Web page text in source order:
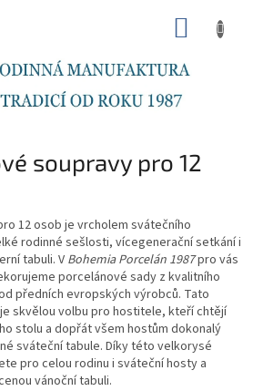
soupravy pro 12
12 osob je vrcholem svátečního
rodinné sešlosti, vícegenerační setkání i
tabuli. V Bohemia Porcelán 1987pro vás
porcelánové sady z kvalitního
předních evropských výrobců. Tato
skvělou volbu pro hostitele, kteří chtějí
stolu a dopřát všem hostům dokonalý
sváteční tabule. Díky této velkorysé
pro celou rodinu i sváteční hosty a
vánoční tabuli.